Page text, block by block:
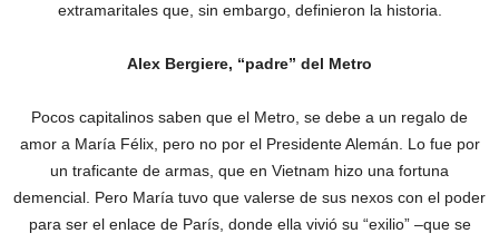
extramaritales que, sin embargo, definieron la historia.
Alex Bergiere, “padre” del Metro
Pocos capitalinos saben que el Metro, se debe a un regalo de
amor a María Félix, pero no por el Presidente Alemán. Lo fue por
un traficante de armas, que en Vietnam hizo una fortuna
demencial. Pero María tuvo que valerse de sus nexos con el poder
para ser el enlace de París, donde ella vivió su “exilio” –que se